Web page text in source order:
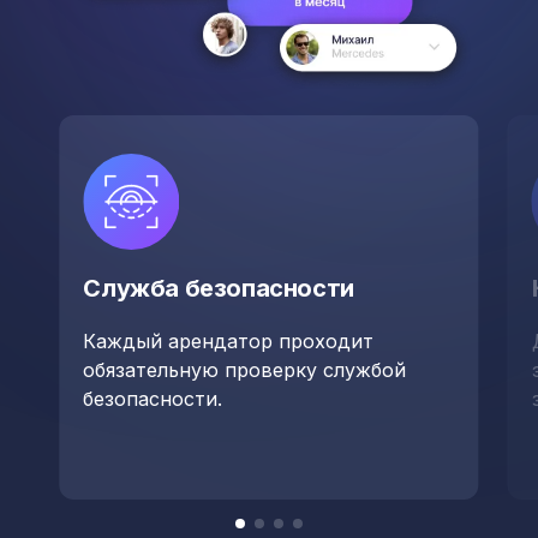
Служба безопасности
Каждый арендатор проходит
обязательную проверку службой
безопасности.
itemitem
itemitem